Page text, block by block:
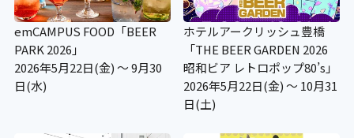
emCAMPUS FOOD「BEER
PARK 2026」
2026年5月22日(金) ～ 9月30
日(水)
ホテルアークリッシュ豊橋
「THE BEER GARDEN 2026
昭和ビア レトロポップ80’s」
2026年5月22日(金) ～ 10月31
日(土)